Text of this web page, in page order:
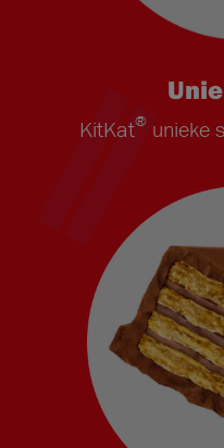
KitKat®unieke